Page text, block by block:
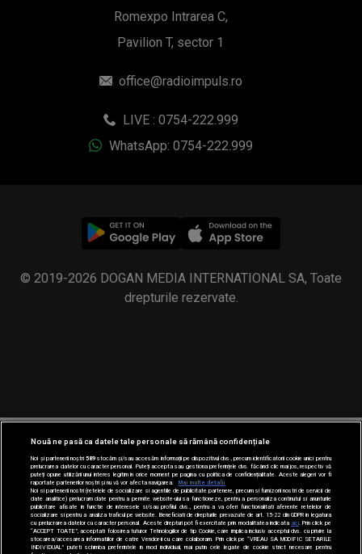
Romexpo Intrarea C,
Pavilion T, sector 1
office@radioimpuls.ro
LIVE : 0754-222.999
WhatsApp: 0754-222.999
© 2019-2026 DOGAN MEDIA INTERNATIONAL SA, Toate
drepturile rezervate.
Nouă ne pasă ca datele tale personale să rămână confidențiale
Noi și partenerii noștri589stocăm și/sau accesăm informații pe dispozitivul dvs., precum identificatorii cookie unici pentru
prelucrarea datelor cu caracter personal. Puteți accepta sau gestiona preferințele dvs. făcând clic mai jos, respectiv vă
puteți opune utilizării unui interes legitim în orice moment pe pagina cu politica de confidențialitate. Aceste alegeri vor fi
raportate partenerilor noștri și nu vă vor afecta navigarea.
Mai multe detalii
Noi si partenerii nostri (retelele de socializare si agentiile de publicitate partenere, precum si furnizorii nostri de servicii de
date analitice) prelucram date pentru a permite website-ului sa functioneze, pentru a personaliza continutul si anunturile
publicitare afisate in functie de interesele si/sau profilul dvs., pentru a va oferi functionalitati aferente retelelor de
socializare si pentru a analiza traficul pe website. Beneficiati de drepturile prevazute de art. 15-22 din GDPR in legatura
cu prelucrarea datelor cu caracter personal. Aceste drepturi pot fi exercitate prin modalitatea indicataaici . Prin click pe
“ACCEPT TOATE”, acceptati folosirea tuturor Tehnologiilor de tip Cookie, care implica inclusiv acceptul dvs. cu privire la
stocarea/accesarea informatiilor de catre Vendor-ii cu care colaboram. Prin click pe “VREAU SA MODIFIC SETARILE
INDIVIDUAL” puteti schimba preferintele in mod individual, mai putin cele legate de cookie strict necesare pentru